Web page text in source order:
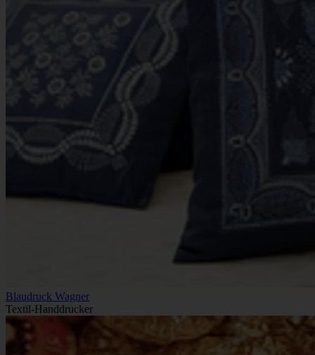
Blaudruck Wagner
Textil-Handdrucker